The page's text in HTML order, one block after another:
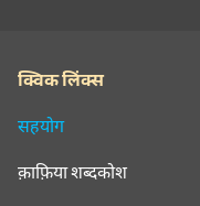
क्विक लिंक्स
सहयोग
क़ाफ़िया शब्दकोश